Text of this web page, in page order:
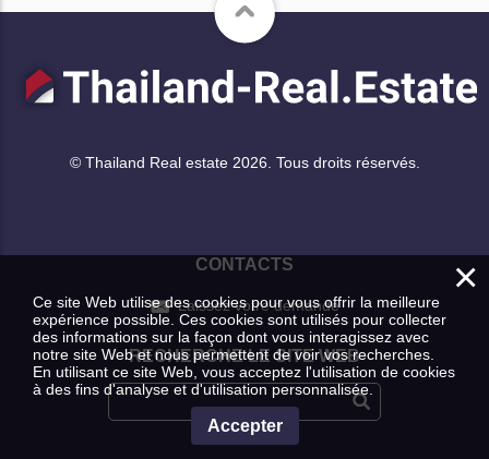
© Thailand Real estate 2026. Tous droits réservés.
CONTACTS
Laissez votre demande
RECHERCHE LE SITE WEB
×
Ce site Web utilise des cookies pour vous offrir la meilleure
expérience possible. Ces cookies sont utilisés pour collecter
des informations sur la façon dont vous interagissez avec
notre site Web et nous permettent de voir vos recherches.
En utilisant ce site Web, vous acceptez l'utilisation de cookies
à des fins d'analyse et d'utilisation personnalisée.
Accepter